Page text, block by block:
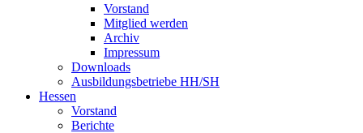
Vorstand
Mitglied werden
Archiv
Impressum
Downloads
Ausbildungsbetriebe HH/SH
Hessen
Vorstand
Berichte